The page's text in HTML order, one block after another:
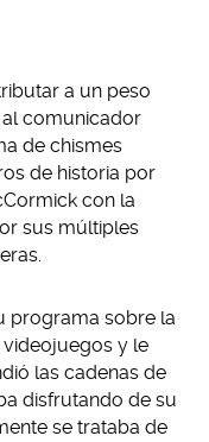
a un peso
comunicador
de chismes
de historia por
con la
sus múltiples
programa sobre la
y le
las cadenas de
disfrutando de su
se trataba de